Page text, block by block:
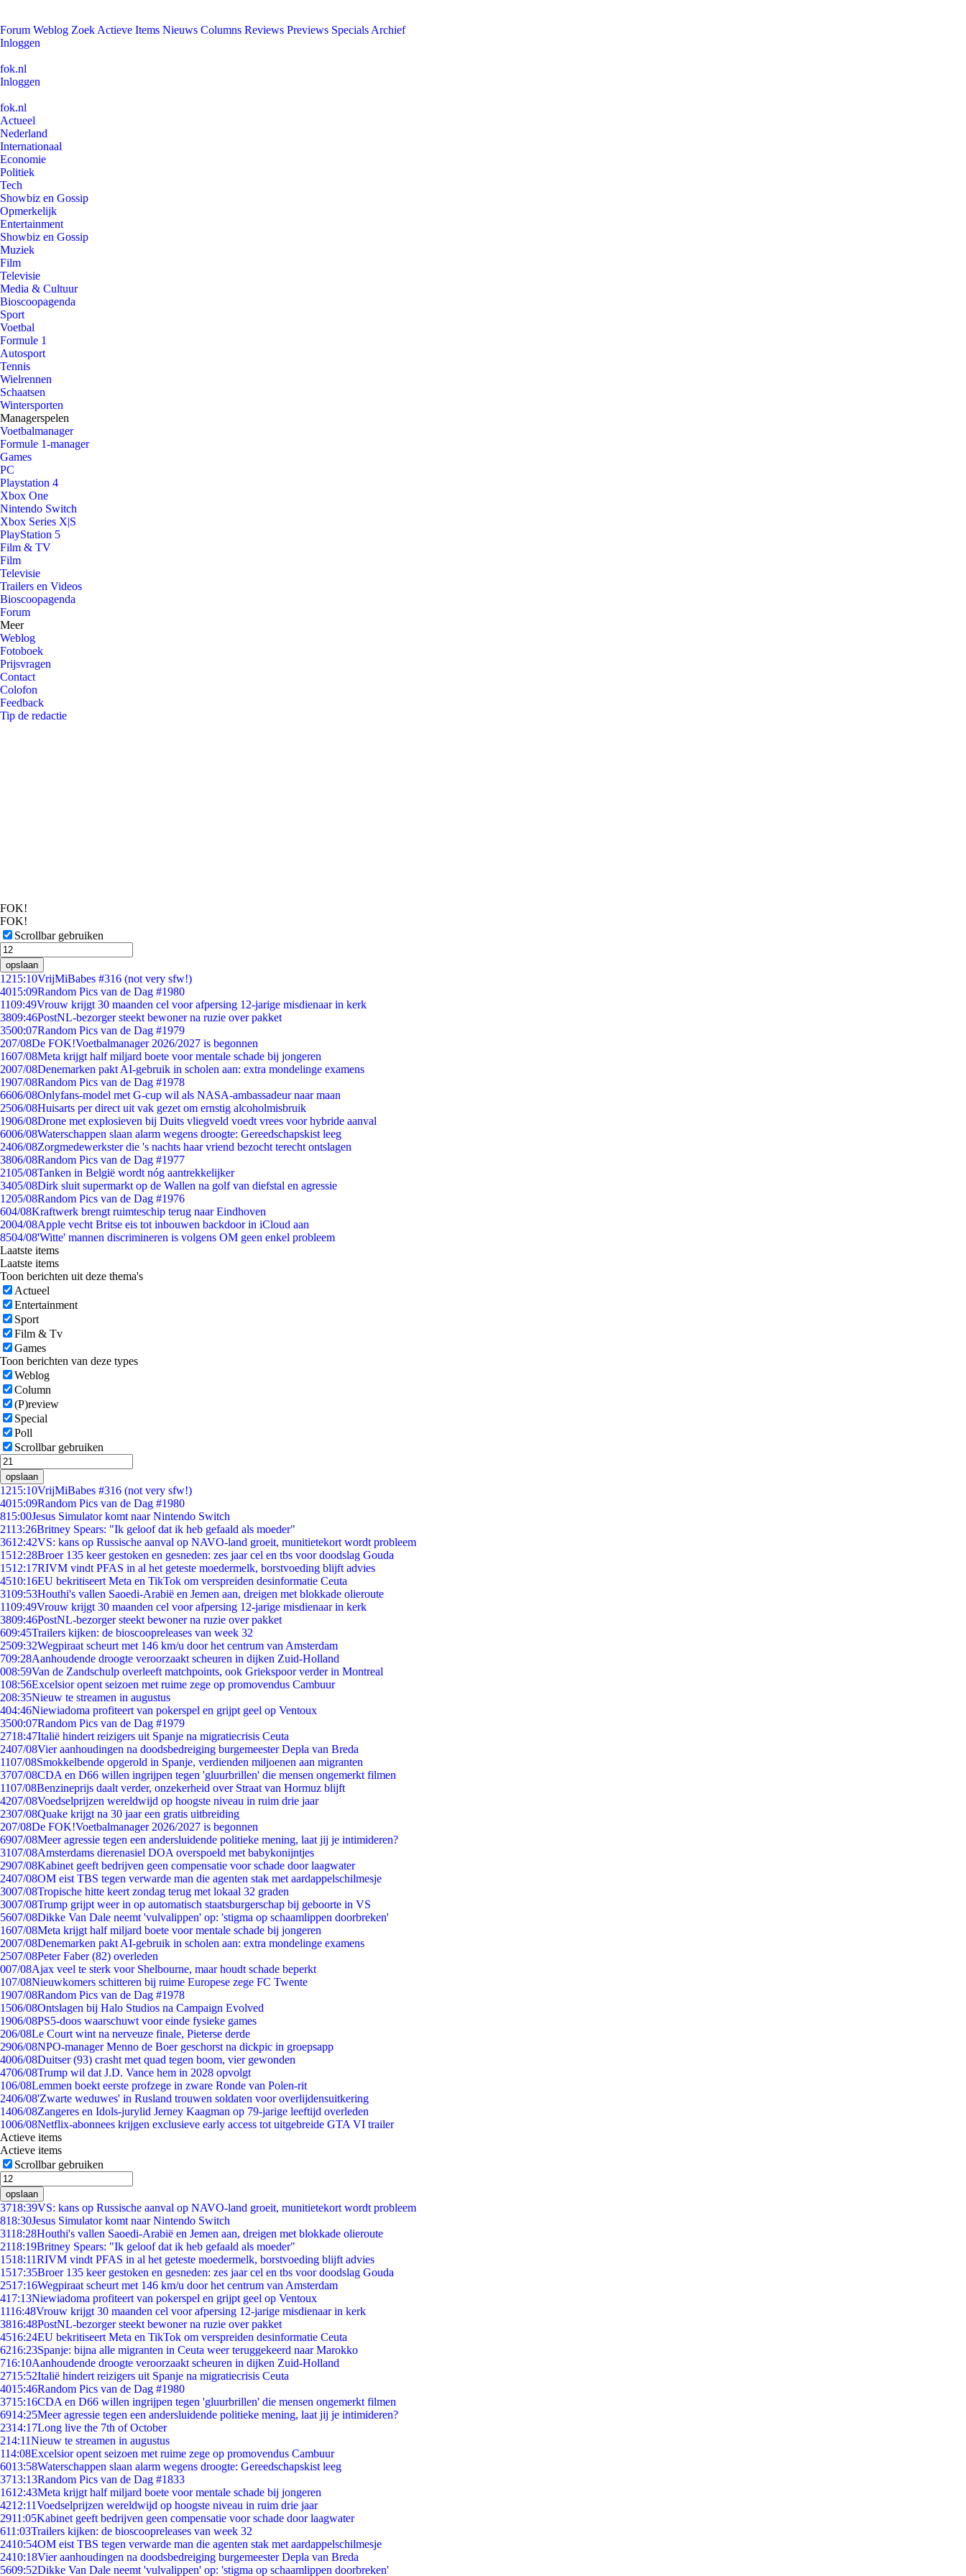
Forum Weblog Zoek Actieve Items Nieuws Columns Reviews Previews Specials Archief
Inloggen
fok.nl
Inloggen
fok.nl
Actueel
Nederland
Internationaal
Economie
Politiek
Tech
Showbiz en Gossip
Opmerkelijk
Entertainment
Showbiz en Gossip
Muziek
Film
Televisie
Media & Cultuur
Bioscoopagenda
Sport
Voetbal
Formule 1
Autosport
Tennis
Wielrennen
Schaatsen
Wintersporten
Managerspelen
Voetbalmanager
Formule 1-manager
Games
PC
Playstation 4
Xbox One
Nintendo Switch
Xbox Series X|S
PlayStation 5
Film & TV
Film
Televisie
Trailers en Videos
Bioscoopagenda
Forum
Meer
Weblog
Fotoboek
Prijsvragen
Contact
Colofon
Feedback
Tip de redactie
FOK!
FOK!
Scrollbar gebruiken
opslaan
1215:10VrijMiBabes #316 (not very sfw!)
4015:09Random Pics van de Dag #1980
1109:49Vrouw krijgt 30 maanden cel voor afpersing 12-jarige misdienaar in kerk
3809:46PostNL-bezorger steekt bewoner na ruzie over pakket
3500:07Random Pics van de Dag #1979
207/08De FOK!Voetbalmanager 2026/2027 is begonnen
1607/08Meta krijgt half miljard boete voor mentale schade bij jongeren
2007/08Denemarken pakt AI-gebruik in scholen aan: extra mondelinge examens
1907/08Random Pics van de Dag #1978
6606/08Onlyfans-model met G-cup wil als NASA-ambassadeur naar maan
2506/08Huisarts per direct uit vak gezet om ernstig alcoholmisbruik
1906/08Drone met explosieven bij Duits vliegveld voedt vrees voor hybride aanval
6006/08Waterschappen slaan alarm wegens droogte: Gereedschapskist leeg
2406/08Zorgmedewerkster die 's nachts haar vriend bezocht terecht ontslagen
3806/08Random Pics van de Dag #1977
2105/08Tanken in België wordt nóg aantrekkelijker
3405/08Dirk sluit supermarkt op de Wallen na golf van diefstal en agressie
1205/08Random Pics van de Dag #1976
604/08Kraftwerk brengt ruimteschip terug naar Eindhoven
2004/08Apple vecht Britse eis tot inbouwen backdoor in iCloud aan
8504/08'Witte' mannen discrimineren is volgens OM geen enkel probleem
Laatste items
Laatste items
Toon berichten uit deze thema's
Actueel
Entertainment
Sport
Film & Tv
Games
Toon berichten van deze types
Weblog
Column
(P)review
Special
Poll
Scrollbar gebruiken
opslaan
1215:10VrijMiBabes #316 (not very sfw!)
4015:09Random Pics van de Dag #1980
815:00Jesus Simulator komt naar Nintendo Switch
2113:26Britney Spears: "Ik geloof dat ik heb gefaald als moeder"
3612:42VS: kans op Russische aanval op NAVO-land groeit, munitietekort wordt probleem
1512:28Broer 135 keer gestoken en gesneden: zes jaar cel en tbs voor doodslag Gouda
1512:17RIVM vindt PFAS in al het geteste moedermelk, borstvoeding blijft advies
4510:16EU bekritiseert Meta en TikTok om verspreiden desinformatie Ceuta
3109:53Houthi's vallen Saoedi-Arabië en Jemen aan, dreigen met blokkade olieroute
1109:49Vrouw krijgt 30 maanden cel voor afpersing 12-jarige misdienaar in kerk
3809:46PostNL-bezorger steekt bewoner na ruzie over pakket
609:45Trailers kijken: de bioscoopreleases van week 32
2509:32Wegpiraat scheurt met 146 km/u door het centrum van Amsterdam
709:28Aanhoudende droogte veroorzaakt scheuren in dijken Zuid-Holland
008:59Van de Zandschulp overleeft matchpoints, ook Griekspoor verder in Montreal
108:56Excelsior opent seizoen met ruime zege op promovendus Cambuur
208:35Nieuw te streamen in augustus
404:46Niewiadoma profiteert van pokerspel en grijpt geel op Ventoux
3500:07Random Pics van de Dag #1979
2718:47Italië hindert reizigers uit Spanje na migratiecrisis Ceuta
2407/08Vier aanhoudingen na doodsbedreiging burgemeester Depla van Breda
1107/08Smokkelbende opgerold in Spanje, verdienden miljoenen aan migranten
3707/08CDA en D66 willen ingrijpen tegen 'gluurbrillen' die mensen ongemerkt filmen
1107/08Benzineprijs daalt verder, onzekerheid over Straat van Hormuz blijft
4207/08Voedselprijzen wereldwijd op hoogste niveau in ruim drie jaar
2307/08Quake krijgt na 30 jaar een gratis uitbreiding
207/08De FOK!Voetbalmanager 2026/2027 is begonnen
6907/08Meer agressie tegen een andersluidende politieke mening, laat jij je intimideren?
3107/08Amsterdams dierenasiel DOA overspoeld met babykonijntjes
2907/08Kabinet geeft bedrijven geen compensatie voor schade door laagwater
2407/08OM eist TBS tegen verwarde man die agenten stak met aardappelschilmesje
3007/08Tropische hitte keert zondag terug met lokaal 32 graden
3007/08Trump grijpt weer in op automatisch staatsburgerschap bij geboorte in VS
5607/08Dikke Van Dale neemt 'vulvalippen' op: 'stigma op schaamlippen doorbreken'
1607/08Meta krijgt half miljard boete voor mentale schade bij jongeren
2007/08Denemarken pakt AI-gebruik in scholen aan: extra mondelinge examens
2507/08Peter Faber (82) overleden
007/08Ajax veel te sterk voor Shelbourne, maar houdt schade beperkt
107/08Nieuwkomers schitteren bij ruime Europese zege FC Twente
1907/08Random Pics van de Dag #1978
1506/08Ontslagen bij Halo Studios na Campaign Evolved
1906/08PS5-doos waarschuwt voor einde fysieke games
206/08Le Court wint na nerveuze finale, Pieterse derde
2906/08NPO-manager Menno de Boer geschorst na dickpic in groepsapp
4006/08Duitser (93) crasht met quad tegen boom, vier gewonden
4706/08Trump wil dat J.D. Vance hem in 2028 opvolgt
106/08Lemmen boekt eerste profzege in zware Ronde van Polen-rit
2406/08'Zwarte weduwes' in Rusland trouwen soldaten voor overlijdensuitkering
1406/08Zangeres en Idols-jurylid Jerney Kaagman op 79-jarige leeftijd overleden
1006/08Netflix-abonnees krijgen exclusieve early access tot uitgebreide GTA VI trailer
Actieve items
Actieve items
Scrollbar gebruiken
opslaan
3718:39VS: kans op Russische aanval op NAVO-land groeit, munitietekort wordt probleem
818:30Jesus Simulator komt naar Nintendo Switch
3118:28Houthi's vallen Saoedi-Arabië en Jemen aan, dreigen met blokkade olieroute
2118:19Britney Spears: "Ik geloof dat ik heb gefaald als moeder"
1518:11RIVM vindt PFAS in al het geteste moedermelk, borstvoeding blijft advies
1517:35Broer 135 keer gestoken en gesneden: zes jaar cel en tbs voor doodslag Gouda
2517:16Wegpiraat scheurt met 146 km/u door het centrum van Amsterdam
417:13Niewiadoma profiteert van pokerspel en grijpt geel op Ventoux
1116:48Vrouw krijgt 30 maanden cel voor afpersing 12-jarige misdienaar in kerk
3816:48PostNL-bezorger steekt bewoner na ruzie over pakket
4516:24EU bekritiseert Meta en TikTok om verspreiden desinformatie Ceuta
6216:23Spanje: bijna alle migranten in Ceuta weer teruggekeerd naar Marokko
716:10Aanhoudende droogte veroorzaakt scheuren in dijken Zuid-Holland
2715:52Italië hindert reizigers uit Spanje na migratiecrisis Ceuta
4015:46Random Pics van de Dag #1980
3715:16CDA en D66 willen ingrijpen tegen 'gluurbrillen' die mensen ongemerkt filmen
6914:25Meer agressie tegen een andersluidende politieke mening, laat jij je intimideren?
2314:17Long live the 7th of October
214:11Nieuw te streamen in augustus
114:08Excelsior opent seizoen met ruime zege op promovendus Cambuur
6013:58Waterschappen slaan alarm wegens droogte: Gereedschapskist leeg
3713:13Random Pics van de Dag #1833
1612:43Meta krijgt half miljard boete voor mentale schade bij jongeren
4212:11Voedselprijzen wereldwijd op hoogste niveau in ruim drie jaar
2911:05Kabinet geeft bedrijven geen compensatie voor schade door laagwater
611:03Trailers kijken: de bioscoopreleases van week 32
2410:54OM eist TBS tegen verwarde man die agenten stak met aardappelschilmesje
2410:18Vier aanhoudingen na doodsbedreiging burgemeester Depla van Breda
5609:52Dikke Van Dale neemt 'vulvalippen' op: 'stigma op schaamlippen doorbreken'